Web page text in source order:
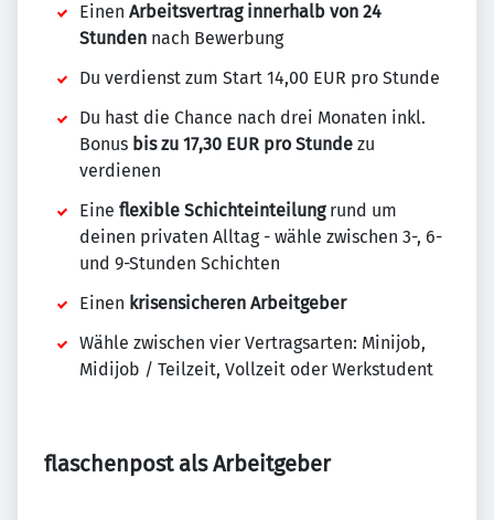
Einen Arbeitsvertrag innerhalb von 24
Stunden nach Bewerbung
Du verdienst zum Start 14,00 EUR pro Stunde
Du hast die Chance nach drei Monaten inkl.
Bonus bis zu 17,30 EUR pro Stunde zu
verdienen
Eine flexible Schichteinteilungrund um
deinen privaten Alltag - wähle zwischen 3-, 6-
und 9-Stunden Schichten
Einen krisensicheren Arbeitgeber
Wähle zwischen vier Vertragsarten: Minijob,
Midijob / Teilzeit, Vollzeit oder Werkstudent
flaschenpost als Arbeitgeber